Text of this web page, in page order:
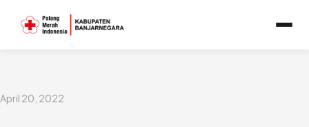
April 20, 2022